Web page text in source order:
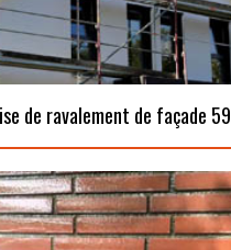
de ravalement de façade 59